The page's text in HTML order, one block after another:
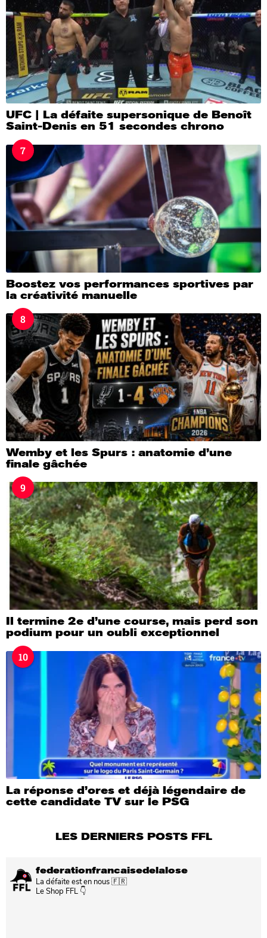
UFC | La défaite supersonique de Benoît
Saint-Denis en 51 secondes chrono
7
Boostez vos performances sportives par
la créativité manuelle
8
Wemby et les Spurs : anatomie d’une
finale gâchée
9
Il termine 2e d’une course, mais perd son
podium pour un oubli exceptionnel
10
La réponse d’ores et déjà légendaire de
cette candidate TV sur le PSG
LES DERNIERS POSTS FFL
federationfrancaisedelalose
La défaite est en nous 🇫🇷
Le Shop FFL 👇